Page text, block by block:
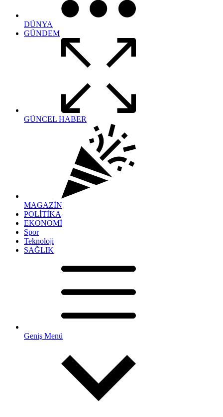
DÜNYA
GÜNDEM
GÜNCEL HABER
MAGAZİN
POLİTİKA
EKONOMİ
Spor
Teknoloji
SAĞLIK
Geniş Menü